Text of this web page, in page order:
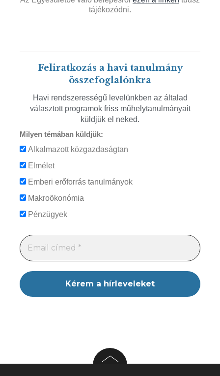
tájékozódni.
Feliratkozás a havi tanulmány
összefoglalónkra
Havi rendszerességű levelünkben az általad
választott programok friss műhelytanulmányait
küldjük el neked.
Milyen témában küldjük:
Alkalmazott közgazdaságtan
Elmélet
Emberi erőforrás tanulmányok
Makroökonómia
Pénzügyek